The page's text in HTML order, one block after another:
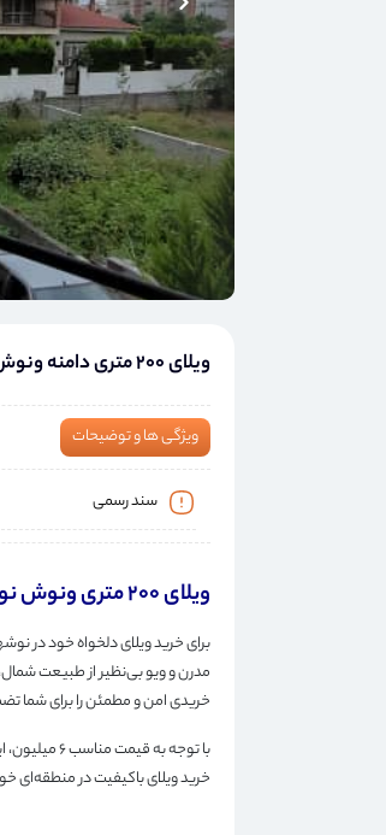
ویلای 200 متری دامنه ونوش
ویژگی ها و توضیحات
سند رسمی
ویلای 200 متری ونوش نوشهر
مدرن و ویو بی‌نظیر از طبیعت
خریدی امن و مطمئن را برای شما
با توجه
خرید ویلای باکیفیت در منطقه‌ای